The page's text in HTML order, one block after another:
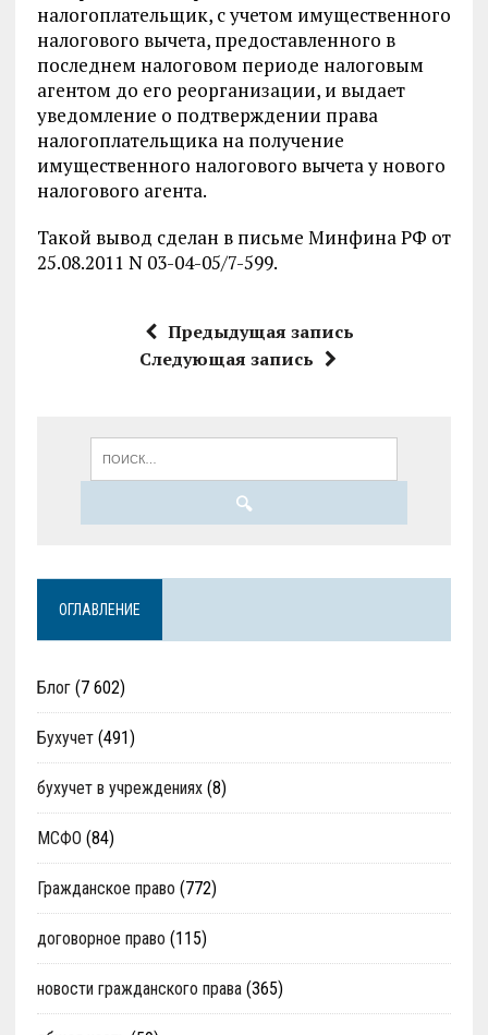
налогоплательщик, с учетом имущественного
налогового вычета, предоставленного в
последнем налоговом периоде налоговым
агентом до его реорганизации, и выдает
уведомление о подтверждении права
налогоплательщика на получение
имущественного налогового вычета у нового
налогового агента.
Такой вывод сделан в письме Минфина РФ от
25.08.2011 N 03-04-05/7-599.
Предыдущая запись
Следующая запись
ОГЛАВЛЕНИЕ
Блог(7 602)
Бухучет(491)
бухучет в учреждениях(8)
МСФО (84)
Гражданское право (772)
договорное право (115)
новости гражданского права(365)